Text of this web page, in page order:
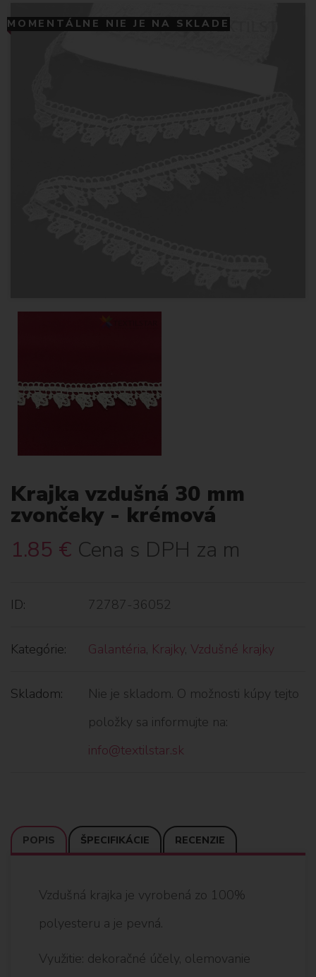
MOMENTÁLNE NIE JE NA SKLADE
Krajka vzdušná 30 mm
zvončeky - krémová
1.85 € Cena s DPH za m
ID: 72787-36052
Kategórie: Galantéria, Krajky, Vzdušné krajky
Skladom:
Nie je skladom. O možnosti kúpy tejto
položky sa informujte na:
info@textilstar.sk
POPIS ŠPECIFIKÁCIE RECENZIE
Vzdušná krajka je vyrobená zo 100%
polyesteru a je pevná.
Využitie: dekoračné účely, olemovanie